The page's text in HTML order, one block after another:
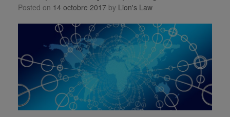
Posted on 14 octobre 2017 by Lion's Law